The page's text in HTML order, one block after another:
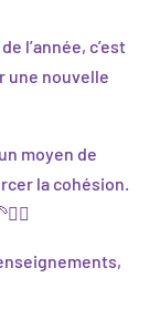
l’année, c’est
une nouvelle
moyen de
la cohésion.